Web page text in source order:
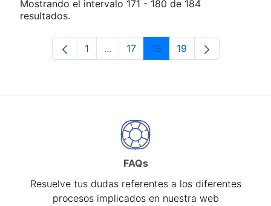
Mostrando el intervalo 171 - 180 de 184
resultados.
Página
1 ...Páginas intermedias Use TAB para
Página
17 Página
18 Página
19
FAQs
Resuelve tus dudas referentes a los diferentes
procesos implicados en nuestra web